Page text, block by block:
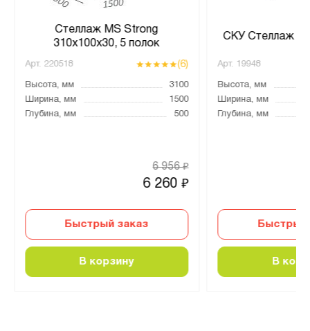
Стеллаж MS Strong
310х100х30, 5 полок
Арт. 220518 (6)
Высота, мм
3100
Ширина, мм
1500
Глубина, мм
500
6 260₽
6 956₽
Быстрый заказ
В корзину
СКУ Стеллаж
Арт. 19948
Высота, мм
Ширина, мм
Глубина, мм
Быстрый
В